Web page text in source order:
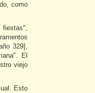
como
fiestas",
329],
El
viejo
Esto